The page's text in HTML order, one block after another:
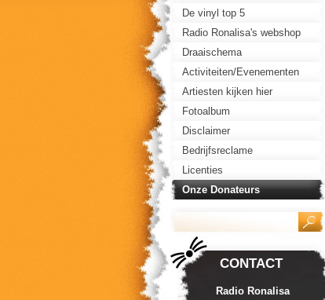
De vinyl top 5
Radio Ronalisa's webshop
Draaischema
Activiteiten/Evenementen
Artiesten kijken hier
Fotoalbum
Disclaimer
Bedrijfsreclame
Licenties
Onze Donateurs
CONTACT
Radio Ronalisa